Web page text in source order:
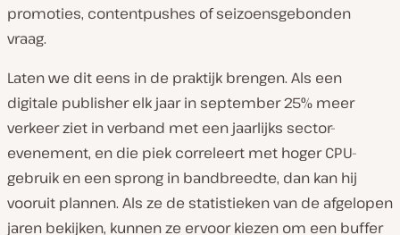
promoties, contentpushes of seizoensgebonden
vraag.
Laten we dit eens in de praktijk brengen. Als een
digitale publisher elk jaar in september 25% meer
verkeer ziet in verband met een jaarlijks sector-
evenement, en die piek correleert met hoger CPU-
gebruik en een sprong in bandbreedte, dan kan hij
vooruit plannen. Als ze de statistieken van de afgelopen
jaren bekijken, kunnen ze ervoor kiezen om een buffer